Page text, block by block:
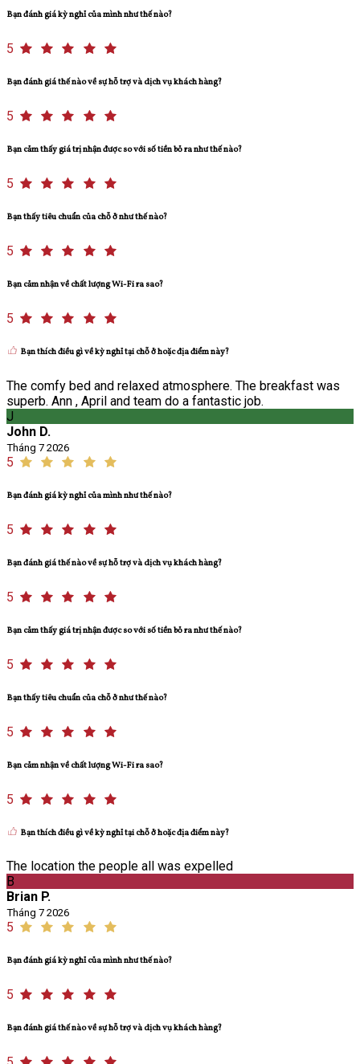
Bạn đánh giá kỳ nghỉ của mình như thế nào?
5
Bạn đánh giá thế nào về sự hỗ trợ và dịch vụ khách hàng?
5
Bạn cảm thấy giá trị nhận được so với số tiền bỏ ra như thế nào?
5
Bạn thấy tiêu chuẩn của chỗ ở như thế nào?
5
Bạn cảm nhận về chất lượng Wi-Fi ra sao?
5
Bạn thích điều gì về kỳ nghỉ tại chỗ ở hoặc địa điểm này?
The comfy bed and relaxed atmosphere. The breakfast was
superb. Ann , April and team do a fantastic job.
J
John D.
Tháng 7 2026
5
Bạn đánh giá kỳ nghỉ của mình như thế nào?
5
Bạn đánh giá thế nào về sự hỗ trợ và dịch vụ khách hàng?
5
Bạn cảm thấy giá trị nhận được so với số tiền bỏ ra như thế nào?
5
Bạn thấy tiêu chuẩn của chỗ ở như thế nào?
5
Bạn cảm nhận về chất lượng Wi-Fi ra sao?
5
Bạn thích điều gì về kỳ nghỉ tại chỗ ở hoặc địa điểm này?
The location the people all was expelled
B
Brian P.
Tháng 7 2026
5
Bạn đánh giá kỳ nghỉ của mình như thế nào?
5
Bạn đánh giá thế nào về sự hỗ trợ và dịch vụ khách hàng?